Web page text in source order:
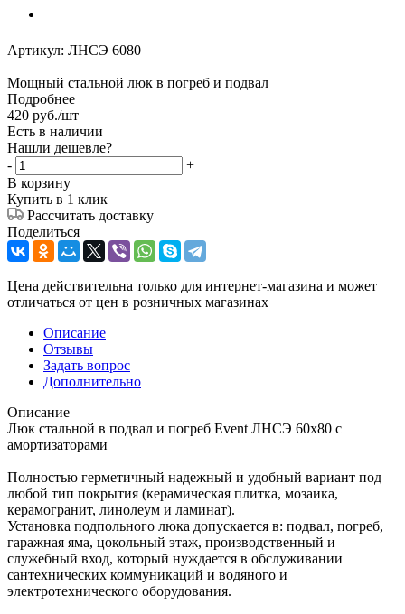
Артикул: ЛНСЭ 6080
Мощный стальной люк в погреб и подвал
Подробнее
420 руб./шт
Есть в наличии
Нашли дешевле?
-
+
В корзину
Купить в 1 клик
Рассчитать доставку
Поделиться
Цена действительна только для интернет-магазина и может
отличаться от цен в розничных магазинах
Описание
Отзывы
Задать вопрос
Дополнительно
Описание
Люк стальной в подвал и погреб Event ЛНСЭ 60x80 с
амортизаторами
Полностью герметичный надежный и удобный вариант под
любой тип покрытия (керамическая плитка, мозаика,
керамогранит, линолеум и ламинат).
Установка подпольного люка допускается в: подвал, погреб,
гаражная яма, цокольный этаж, производственный и
служебный вход, который нуждается в обслуживании
сантехнических коммуникаций и водяного и
электротехнического оборудования.